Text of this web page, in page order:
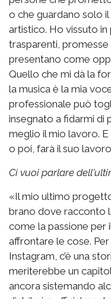
o che guardano solo
artistico. Ho vissuto
trasparenti,
presentano come
Quello che mi dà la
la musica è la mia
professionale può
insegnato a fidarmi di
meglio il mio lavoro.
o poi, farà il suo
Ci vuoi parlare
«Il mio ultimo
brano dove racconto
come la passione per
affrontare le cose.
Instagram, c’è una
meriterebbe un
ancora sistemando